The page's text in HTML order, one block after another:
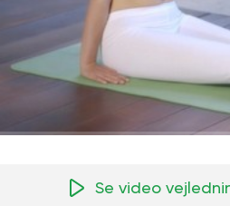
Se video